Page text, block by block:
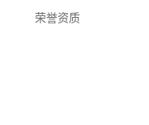
荣誉资质